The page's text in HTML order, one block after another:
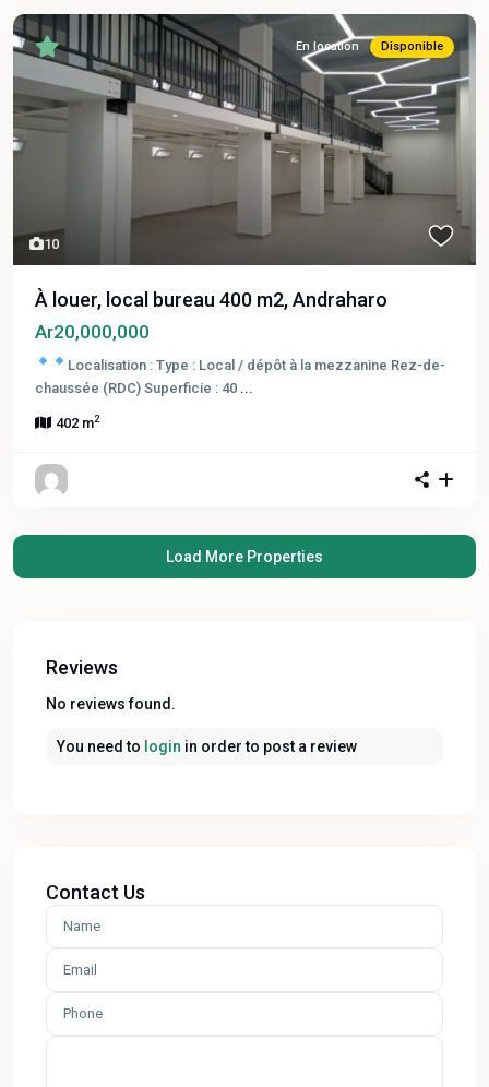
10
En location Disponible
À louer, local bureau 400 m2, Andraharo
Ar20,000,000
Localisation :Type : Local / dépôt à la mezzanine Rez-de-
chaussée (RDC) Superficie : 40 ...
402 m2
Reviews
No reviews found.
You need to login in order to post a review
Contact Us